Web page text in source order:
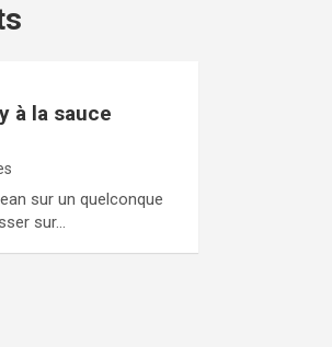
à la sauce
sur un quelconque
sur…